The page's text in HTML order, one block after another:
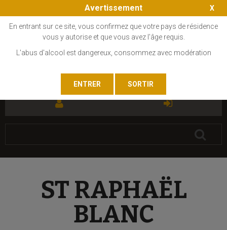
ST RAPHAËL
BLANC
Avertissement
En entrant sur ce site, vous confirmez que votre pays de résidence
vous y autorise et que vous avez l'âge requis.
L'abus d'alcool est dangereux, consommez avec modération